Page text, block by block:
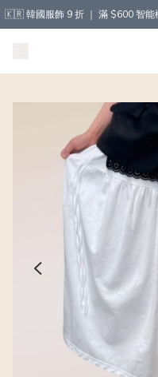
🇰🇷 韓國服飾 9 折 ｜ 滿 $600 智能